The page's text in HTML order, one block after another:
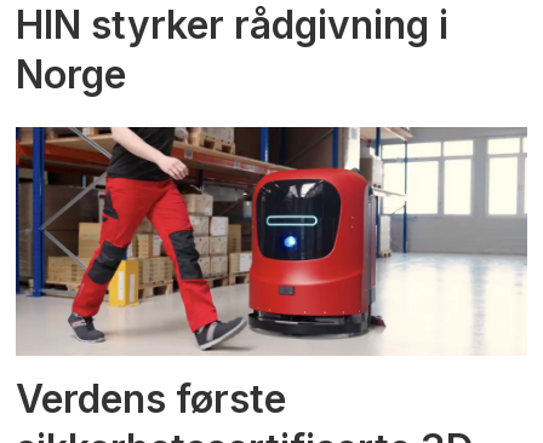
HIN styrker rådgivning i
Norge
Verdens første